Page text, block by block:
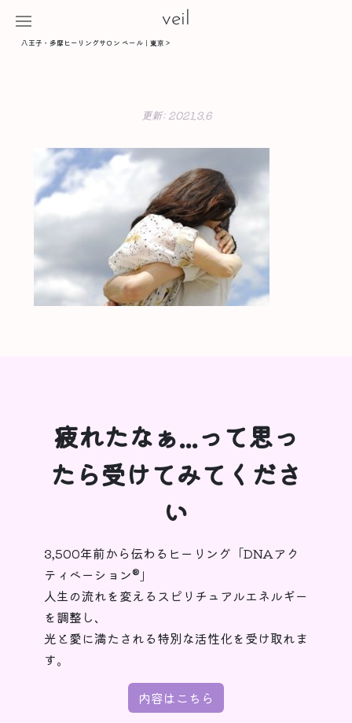
veil
八王子・多摩ヒーリングサロン ベール｜東京 >
更新: 2021.3.6
疲れたなぁ...って思っ
たら受けてみてくださ
い
3,500年前から伝わるヒーリング「DNAアク
ティベーション®︎」
人生の流れを変えるスピリチュアルエネルギー
を調整し、
光と愛に満たされる特別な活性化を受け取れま
す。
内容はこちら